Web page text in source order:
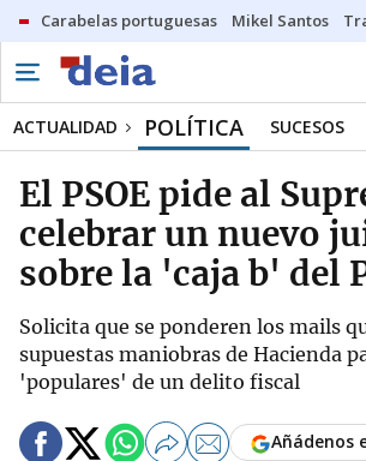
Carabelas portuguesas Mikel Santos
ACTUALIDAD POLÍTICA SUCESOS
El PSOE pide al
celebrar un nuevo
sobre la 'caja b' del
Solicita que se ponderen los mails
supuestas maniobras de Hacienda
'populares' de un delito fiscal
Añádenos